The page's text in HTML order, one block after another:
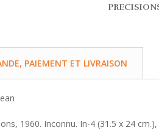
PAIEMENT ET LIVRAISON
1960. Inconnu. In-4 (31.5 x 24